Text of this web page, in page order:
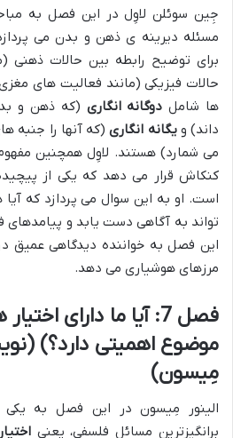
جِین سوئلن لاوِل در این فصل به
مسئله دیرینه ی ذهن و بدن می
برای توضیح رابطه بین حالات ذهنی
حالات فیزیکی (مانند فعالیت های
ها شامل دوگانه انگاری (که ذهن و
داند) ویگانه انگاری(که آنها را جنبه
می شمارد) هستند. لاوِل همچنین
کنکاش قرار می دهد که یکی از
است. او به این سوال می پردازد که
تواند به آگاهی دست یابد و
این فصل به خواننده دیدگاهی عمیق
مرزهای هوشیاری می دهد.
فصل 7: آیا ما دارای
موضوع اهمیتی دارد؟)
مِیسون)
الینور مِیسون در این فصل به
برانگیزترین مسائل فلسفی، یعنی